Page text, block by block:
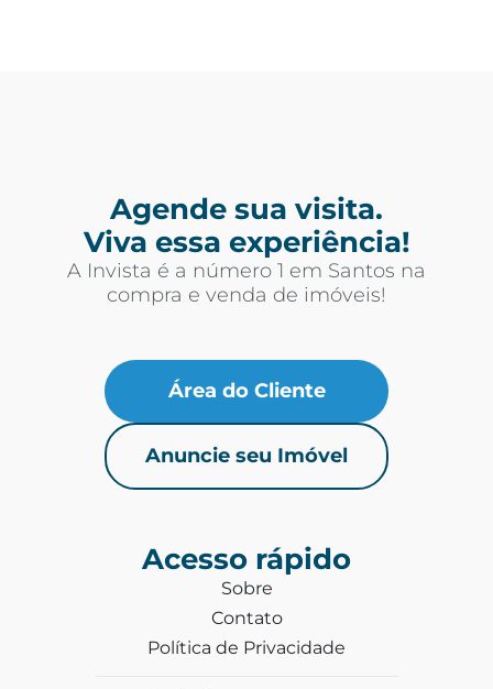
Agende sua visita.
Viva essa experiência!
A Invista é a número 1 em Santos na
compra e venda de imóveis!
Área do Cliente
Anuncie seu Imóvel
Acesso rápido
Sobre
Contato
Política de Privacidade